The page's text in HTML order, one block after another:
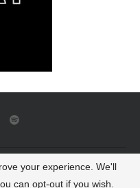
Rights Reserved
your experience. We'll
can opt-out if you wish.